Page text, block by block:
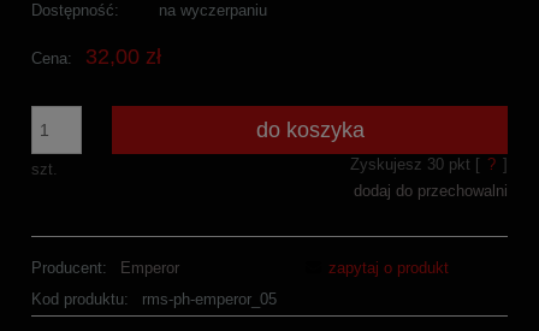
Dostępność: na wyczerpaniu
Cena: 32,00 zł
szt.
do koszyka
Zyskujesz 30pkt [ ? ]
dodaj do przechowalni
Producent:
Emperor
Kod produktu:
rms-ph-emperor_05
zapytaj o produkt